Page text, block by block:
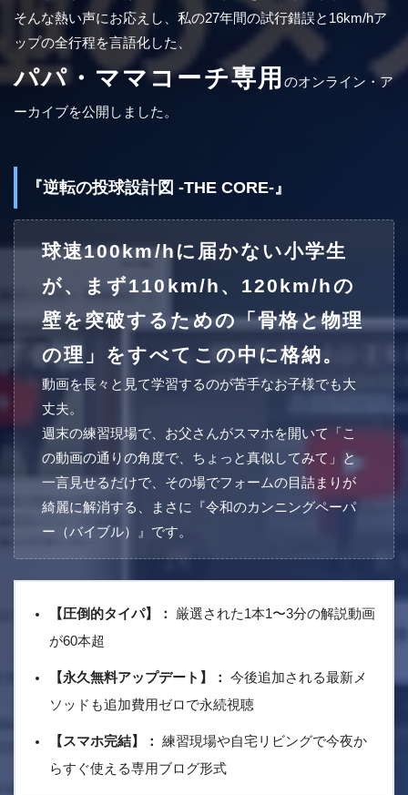
そんな熱い声にお応えし、私の27年間の試行錯誤と16km/hア
ップの全行程を言語化した、
パパ・ママコーチ専用 のオンライン・ア
ーカイブを公開しました。
『逆転の投球設計図 -THE CORE-』
球速100km/hに届かない小学生
が、まず110km/h、120km/hの
壁を突破するための「骨格と物理
の理」をすべてこの中に格納。
動画を長々と見て学習するのが苦手なお子様でも大
丈夫。
週末の練習現場で、お父さんがスマホを開いて「こ
の動画の通りの角度で、ちょっと真似してみて」と
一言見せるだけで、その場でフォームの目詰まりが
綺麗に解消する、まさに『令和のカンニングペーパ
ー（バイブル）』です。
【圧倒的タイパ】：
厳選された1本1〜3分の解説動画
が60本超
【永久無料アップデート】：
今後追加される最新メ
ソッドも追加費用ゼロで永続視聴
【スマホ完結】：
練習現場や自宅リビングで今夜か
らすぐ使える専用ブログ形式